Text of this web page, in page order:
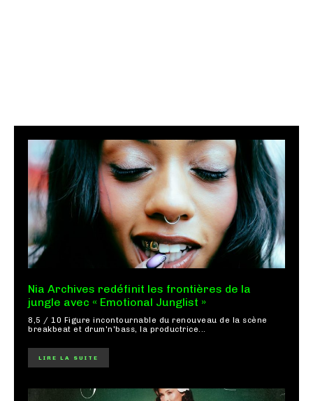
Nia Archives redéfinit les frontières de la
jungle avec « Emotional Junglist »
8,5 / 10 Figure incontournable du renouveau de la scène
breakbeat et drum'n'bass, la productrice...
LIRE LA SUITE